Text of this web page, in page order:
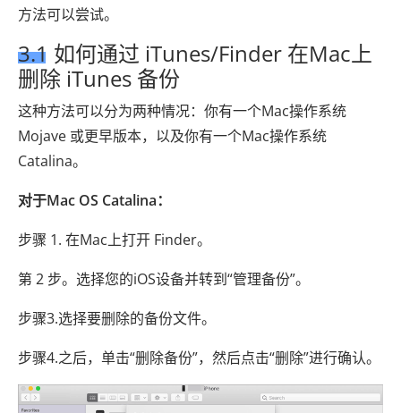
方法可以尝试。
3.1 如何通过 iTunes/Finder 在Mac上
删除 iTunes 备份
这种方法可以分为两种情况：你有一个Mac操作系统
Mojave 或更早版本，以及你有一个Mac操作系统
Catalina。
对于Mac OS Catalina：
步骤 1. 在Mac上打开 Finder。
第 2 步。选择您的iOS设备并转到“管理备份”。
步骤3.选择要删除的备份文件。
步骤4.之后，单击“删除备份”，然后点击“删除”进行确认。